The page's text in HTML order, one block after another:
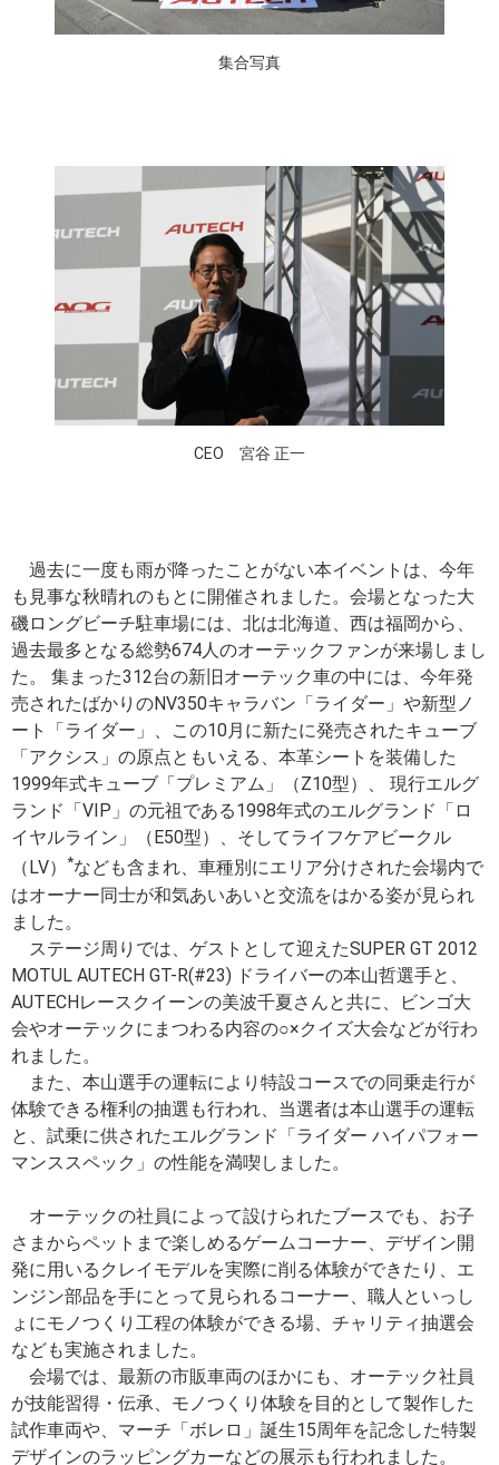
集合写真
CEO 宮谷 正一
過去に一度も雨が降ったことがない本イベントは、今年
も見事な秋晴れのもとに開催されました。会場となった大
磯ロングビーチ駐車場には、北は北海道、西は福岡から、
過去最多となる総勢674人のオーテックファンが来場しまし
た。 集まった312台の新旧オーテック車の中には、今年発
売されたばかりのNV350キャラバン「ライダー」や新型ノ
ート「ライダー」、この10月に新たに発売されたキューブ
「アクシス」の原点ともいえる、本革シートを装備した
1999年式キューブ「プレミアム」（Z10型）、 現行エルグ
ランド「VIP」の元祖である1998年式のエルグランド「ロ
イヤルライン」（E50型）、そしてライフケアビークル
（LV）
*なども含まれ、車種別にエリア分けされた会場内で
はオーナー同士が和気あいあいと交流をはかる姿が見られ
ました。
ステージ周りでは、ゲストとして迎えたSUPER GT 2012
MOTUL AUTECH GT-R(#23) ドライバーの本山哲選手と、
AUTECHレースクイーンの美波千夏さんと共に、ビンゴ大
会やオーテックにまつわる内容の○×クイズ大会などが行わ
れました。
また、本山選手の運転により特設コースでの同乗走行が
体験できる権利の抽選も行われ、当選者は本山選手の運転
と、試乗に供されたエルグランド「ライダー ハイパフォー
マンススペック」の性能を満喫しました。
オーテックの社員によって設けられたブースでも、お子
さまからペットまで楽しめるゲームコーナー、デザイン開
発に用いるクレイモデルを実際に削る体験ができたり、エ
ンジン部品を手にとって見られるコーナー、職人といっし
ょにモノつくり工程の体験ができる場、チャリティ抽選会
なども実施されました。
会場では、最新の市販車両のほかにも、オーテック社員
が技能習得・伝承、モノつくり体験を目的として製作した
試作車両や、マーチ「ボレロ」誕生15周年を記念した特製
デザインのラッピングカーなどの展示も行われました。